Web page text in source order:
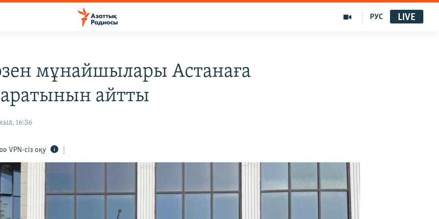
РУС LIVE
мұнайшылары Астанаға
айтты
16:36
VPN-сіз оқу